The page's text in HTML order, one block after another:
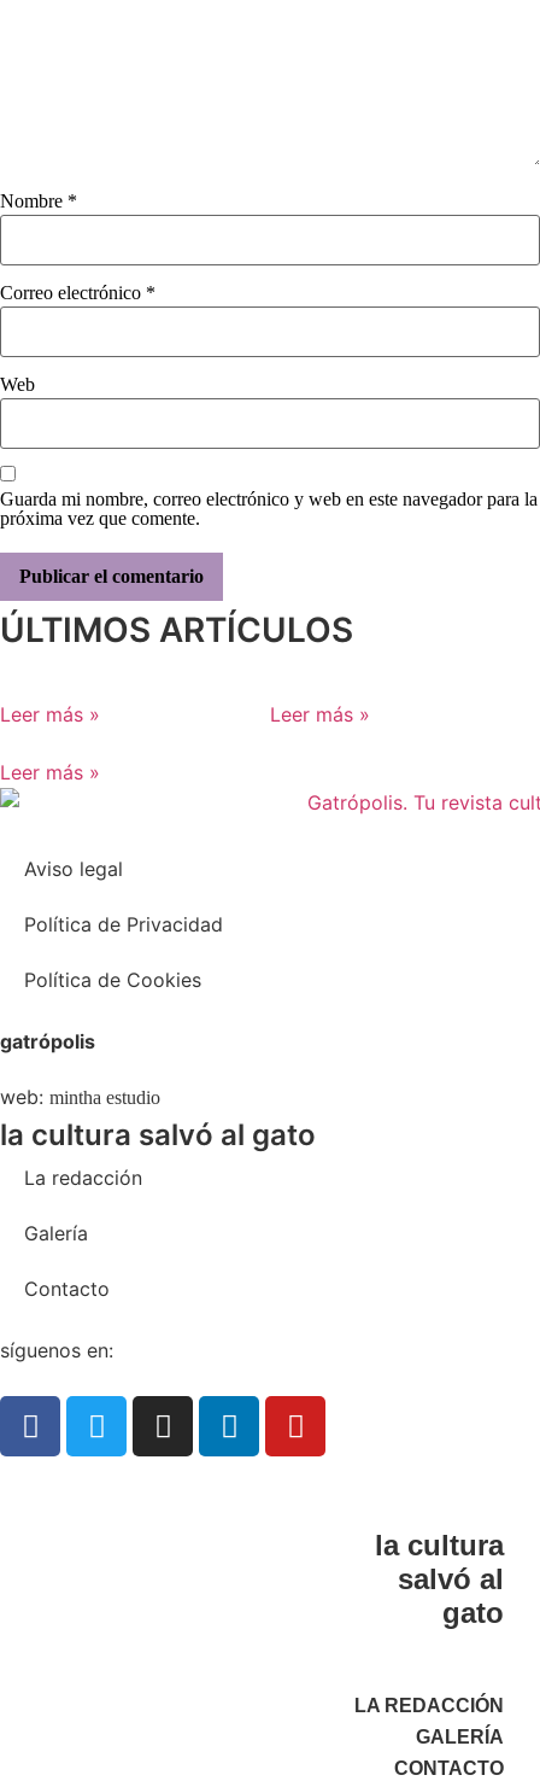
Nombre *
Correo electrónico *
Web
Guarda mi nombre, correo electrónico y web en este navegador para la
próxima vez que comente.
ÚLTIMOS ARTÍCULOS
Leer más » Leer más »
Leer más »
Aviso legal
Política de Privacidad
Política de Cookies
gatrópolis
web: mintha estudio
la cultura salvó al gato
La redacción
Galería
Contacto
síguenos en:
la cultura
salvó al
gato
LA REDACCIÓN
GALERÍA
CONTACTO